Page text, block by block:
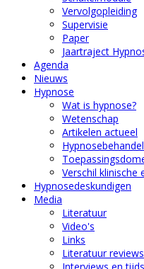
Vervolgopleiding
Supervisie
Paper
Jaartraject
Agenda
Nieuws
Hypnose
Wat is hypnose?
Wetenschap
Artikelen actueel
Verschil klinische
Hypnosedeskundigen
Media
Literatuur
Video's
Links
Literatuur reviews